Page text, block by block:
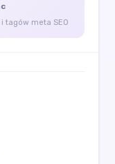
tagów meta SEO